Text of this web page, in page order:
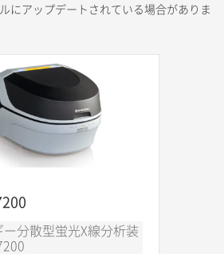
にアップデートされている場合がありま
ー分散型蛍光X線分析装